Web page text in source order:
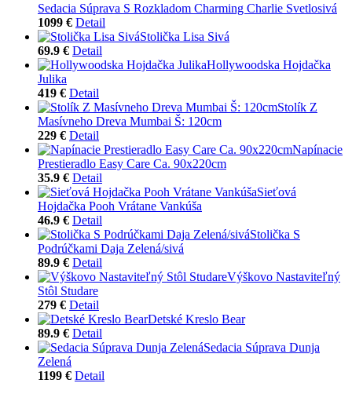
Sedacia Súprava S Rozkladom Charming Charlie Svetlosivá
1099 € Detail
Stolička Lisa Sivá
69.9 € Detail
Hollywoodska Hojdačka
Julika
419 € Detail
Stolík Z
Masívneho Dreva Mumbai Š: 120cm
229 € Detail
Napínacie
Prestieradlo Easy Care Ca. 90x220cm
35.9 € Detail
Sieťová
Hojdačka Pooh Vrátane Vankúša
46.9 € Detail
Stolička S
Podrúčkami Daja Zelená/sivá
89.9 € Detail
Výškovo Nastaviteľný
Stôl Studare
279 € Detail
Detské Kreslo Bear
89.9 € Detail
Sedacia Súprava Dunja
Zelená
1199 € Detail